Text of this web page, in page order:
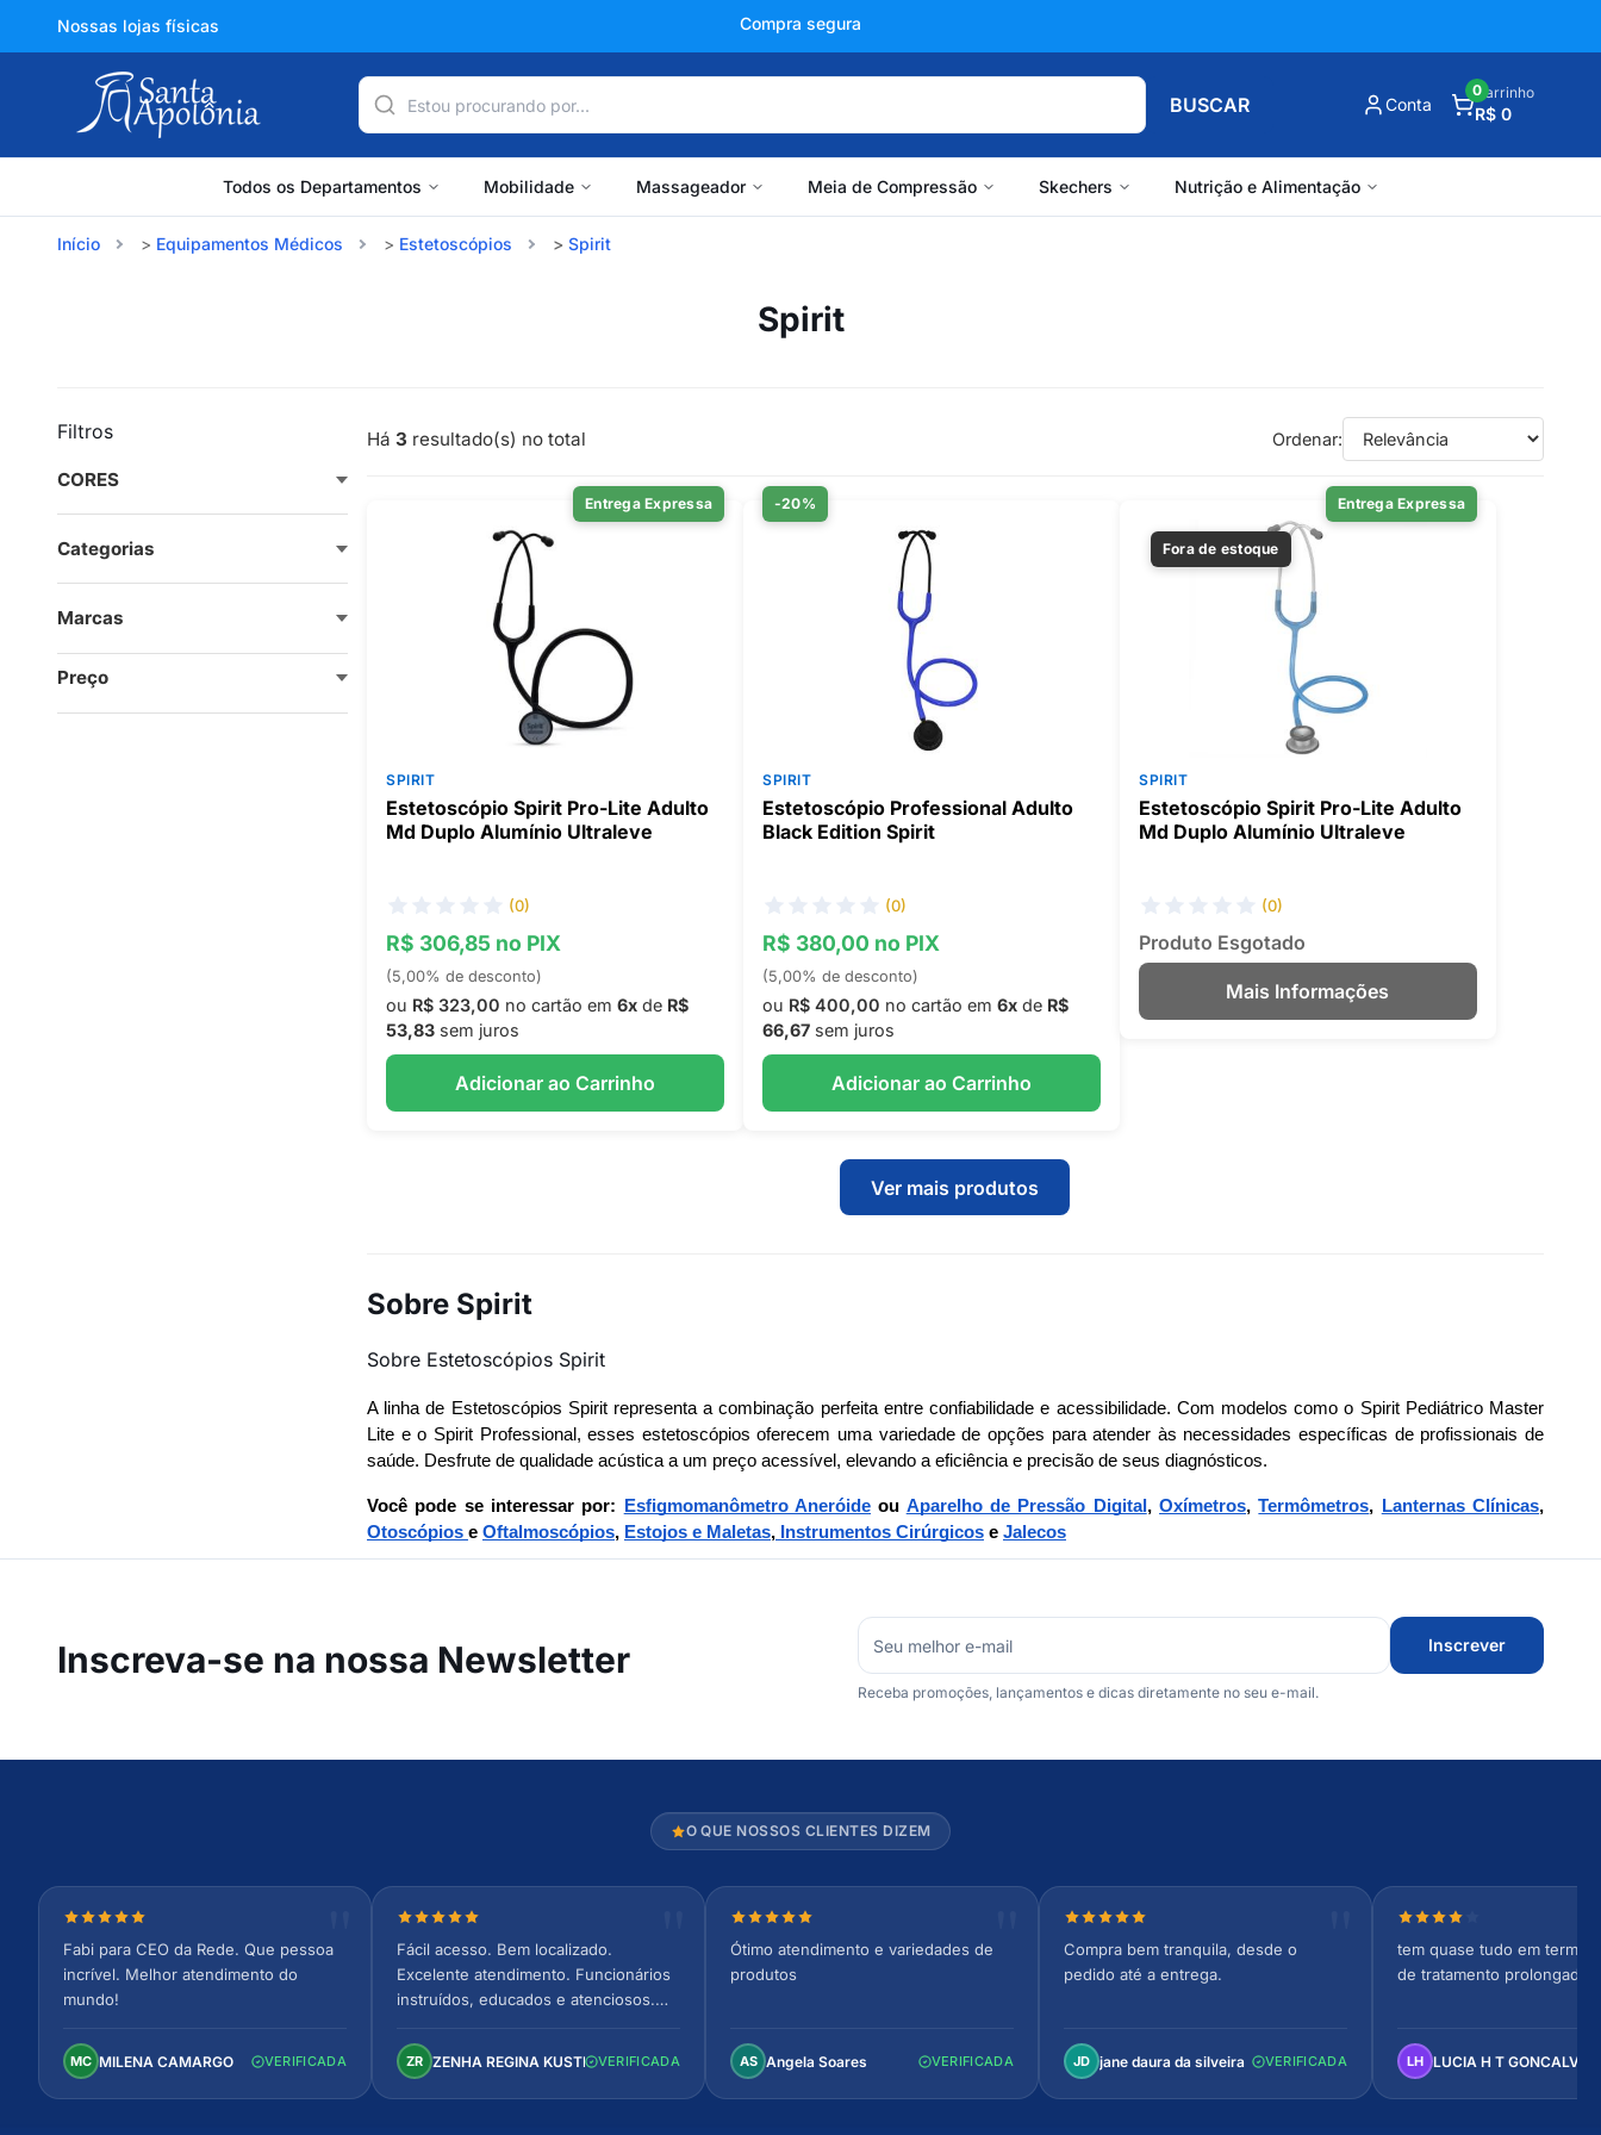
Nossas lojas físicas Compra segura
BUSCAR Conta
Carrinho
R$ 0
0
Todos os Departamentos Mobilidade Massageador Meia de Compressão Skechers Nutrição e Alimentação
Início Equipamentos Médicos Estetoscópios Spirit
Spirit
Filtros
Preço
CORES
Categorias
Marcas
Há 3 resultado(s) no total Ordenar:
Entrega Expressa
SPIRIT
Estetoscópio Spirit Pro-Lite Adulto
Md Duplo Alumínio Ultraleve
(0)
R$ 306,85 no PIX
(5,00% de desconto)
ou R$ 323,00 no cartão em 6xde R$
53,83sem juros
Adicionar ao Carrinho
-20%
SPIRIT
Estetoscópio Professional Adulto
Black Edition Spirit
(0)
R$ 380,00 no PIX
(5,00% de desconto)
ou R$ 400,00 no cartão em 6xde R$
66,67sem juros
Adicionar ao Carrinho
Entrega Expressa
Fora de estoque
SPIRIT
Estetoscópio Spirit Pro-Lite Adulto
Md Duplo Alumínio Ultraleve
(0)
Produto Esgotado
Mais Informações
Ver mais produtos
Sobre Spirit
Sobre Estetoscópios Spirit
A linha de Estetoscópios Spirit representa a combinação perfeita entre confiabilidade e acessibilidade. Com modelos como o Spirit Pediátrico Master
Lite e o Spirit Professional, esses estetoscópios oferecem uma variedade de opções para atender às necessidades específicas de profissionais de
saúde. Desfrute de qualidade acústica a um preço acessível, elevando a eficiência e precisão de seus diagnósticos.
Você pode se interessar por: Esfigmomanômetro Aneróide ou Aparelho de Pressão Digital , Oxímetros, Termômetros, Lanternas Clínicas,
Otoscópios e Oftalmoscópios, Estojos e Maletas,Instrumentos Cirúrgicose Jalecos
Inscreva-se na nossa Newsletter Inscrever
Receba promoções, lançamentos e dicas diretamente no seu e-mail.
O QUE NOSSOS CLIENTES DIZEM
Nota 5 de 5 estrelas
Fabi para CEO da Rede. Que pessoa
incrível. Melhor atendimento do
mundo!
MC MILENA CAMARGO VERIFICADA
Nota 5 de 5 estrelas
Fácil acesso. Bem localizado.
Excelente atendimento. Funcionários
instruídos, educados e atenciosos.
confortável. Perfeito!
ZR ZENHA REGINA KUSTERVERIFICADA
Nota 5 de 5 estrelas
Ótimo atendimento e variedades de
produtos
AS Angela Soares VERIFICADA
Nota 5 de 5 estrelas
Compra bem tranquila, desde o
pedido até a entrega.
JD jane daura da silveira VERIFICADA
Nota 4 de 5 estrelas
tem quase tudo em
de tratamento prolongado
LH LUCIA H T GONCALVES